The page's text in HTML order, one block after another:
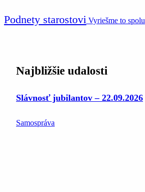
Podnety starostovi Vyriešme to spolu
Najbližšie udalosti
Slávnosť jubilantov – 22.09.2026
Samospráva